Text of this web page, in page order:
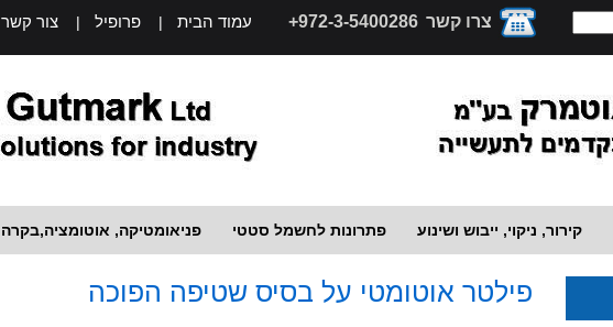
צרו קשר 972-3-5400286+ עמוד הבית | פרופיל | צור קשר
פניאומטיקה, אוטומציה,בקרה פתרונות לחשמל סטטי קירור, ניקוי, ייבוש ושינוע
פילטר אוטומטי על בסיס שטיפה הפוכה